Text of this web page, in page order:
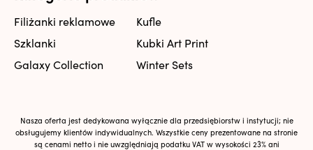
Filiżanki reklamowe
Kufle
Szklanki
Kubki Art Print
Galaxy Collection
Winter Sets
Nasza oferta jest dedykowana wyłącznie dla przedsiębiorstw i instytucji; nie
obsługujemy klientów indywidualnych. Wszystkie ceny prezentowane na stronie
są cenami netto i nie uwzględniają podatku VAT w wysokości 23% ani